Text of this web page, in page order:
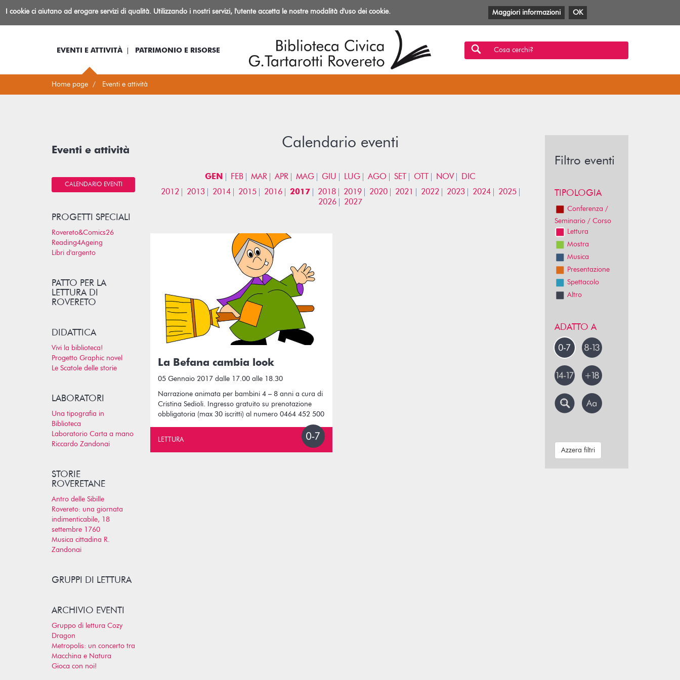
BibliotecaIo sono... Log-in Informazioni
Facebook
TwitterYouTube
Anobii
SBTMlol
EVENTI E ATTIVITÀ PATRIMONIO E RISORSE Cosa cerchi?
Home page Eventi e attività
Calendario eventi
GEN FEB MAR APR MAG GIU LUG AGO SET OTT NOV
DIC
2012
2013 2014 2015 2016 2017 2018 2019 2020 2021 2022 2023 2024
2025
2026
2027
La Befana cambia look
05 Gennaio 2017 dalle 17.00 alle 18.30
Narrazione animata per bambini 4 – 8 anni a cura di
Cristina Sedioli. Ingresso gratuito su prenotazione
obbligatoria (max 30 iscritti) al numero 0464 452 500
LETTURA
Eventi e attività
CALENDARIO EVENTI
PROGETTI SPECIALI
Rovereto&Comics26
Reading4Ageing
Libri d'argento
PATTO PER LA
LETTURA DI
ROVERETO
DIDATTICA
Vivi la biblioteca!
Progetto Graphic novel
Le Scatole delle storie
LABORATORI
Una tipografia in
Biblioteca
Laboratorio Carta a mano
Riccardo Zandonai
STORIE
ROVERETANE
Antro delle Sibille
Rovereto: una giornata
indimenticabile, 18
settembre 1760
Musica cittadina R.
Zandonai
GRUPPI DI LETTURA
ARCHIVIO EVENTI
Gruppo di lettura Cozy
Dragon
Metropolis: un concerto tra
Macchina e Natura
Gioca con noi!
Filtro eventi
TIPOLOGIA
Conferenza /
Seminario / Corso
Lettura
Mostra
Musica
Presentazione
Spettacolo
Altro
ADATTO A
Azzera filtri
I cookie ci aiutano ad erogare servizi di qualità. Utilizzando i nostri servizi, l'utente accetta le nostre modalità d'uso dei cookie. Maggiori informazioni OK